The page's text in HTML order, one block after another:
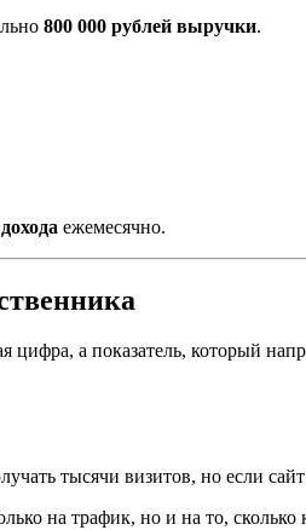
800 000 рублей выручки.
ежемесячно.
цифра, а показатель, который
тысячи визитов, но если
на трафик, но и на то, сколько